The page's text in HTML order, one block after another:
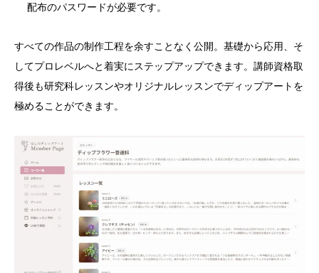
配布のパスワードが必要です。
すべての作品の制作工程を余すことなく公開。基礎から応用、そ
してプロレベルへと着実にステップアップできます。講師資格取
得後も研究科レッスンやオリジナルレッスンでディップアートを
極めることができます。